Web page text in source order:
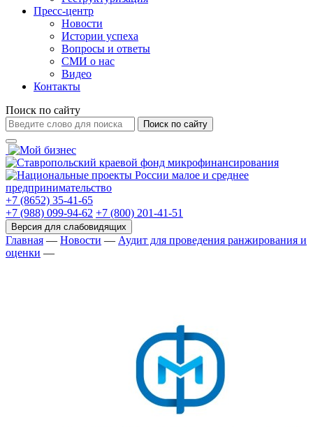
Пресс-центр
Новости
Истории успеха
Вопросы и ответы
СМИ о нас
Видео
Контакты
Поиск по сайту
Поиск по сайту
+7 (8652) 35-41-65
+7 (988) 099-94-62 +7 (800) 201-41-51
Главная — Новости — Аудит для проведения ранжирования и
оценки —